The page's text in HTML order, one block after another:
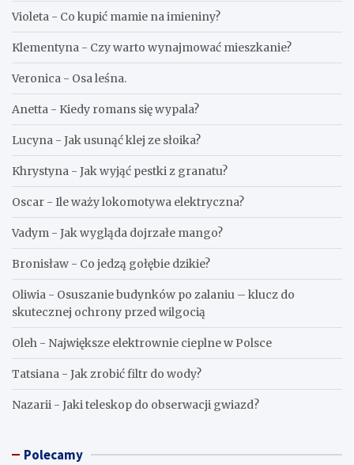
Violeta - Co kupić mamie na imieniny?
Klementyna - Czy warto wynajmować mieszkanie?
Veronica - Osa leśna.
Anetta - Kiedy romans się wypala?
Lucyna - Jak usunąć klej ze słoika?
Khrystyna - Jak wyjąć pestki z granatu?
Oscar - Ile waży lokomotywa elektryczna?
Vadym - Jak wygląda dojrzałe mango?
Bronisław - Co jedzą gołębie dzikie?
Oliwia - Osuszanie budynków po zalaniu – klucz do
skutecznej ochrony przed wilgocią
Oleh - Największe elektrownie cieplne w Polsce
Tatsiana - Jak zrobić filtr do wody?
Nazarii - Jaki teleskop do obserwacji gwiazd?
Polecamy